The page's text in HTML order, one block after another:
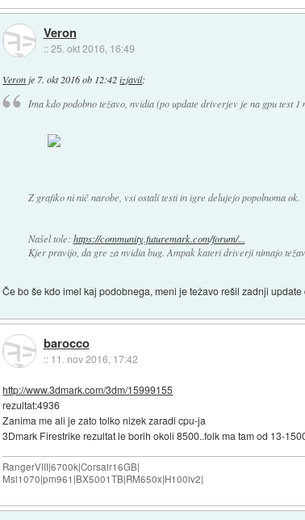
Veron
::25. okt 2016, 16:49
Veron je 7. okt 2016 ob 12:42 izjavil:
Ima kdo podobno težavo, nvidia (po update driverjev je na gpu test 1
Z grafiko ni nič narobe, vsi ostali testi in igre delujejo popolnoma ok.
Našel tole: https://community.futuremark.com/forum/...
Kjer pravijo, da gre za nvidia bug. Ampak kateri driverji nimajo
Če bo še kdo imel kaj podobnega, meni je težavo rešil zadnji update
barocco
:: 11. nov 2016, 17:42
http://www.3dmark.com/3dm/15999155
rezultat:4936
Zanima me ali je zato tolko nizek zaradi cpu-ja
3Dmark Firestrike rezultat le borih okoli 8500..folk ma tam od 13-
RangerVIII|6700k|Corsair16GB|
Msi1070|pm961|BX5001TB|RM650x|H100iv2|